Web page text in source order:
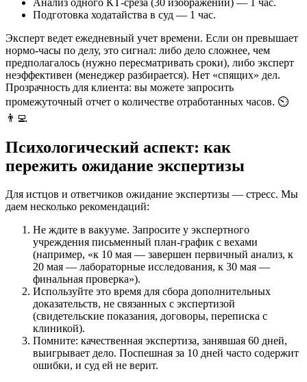
Подготовка ходатайства в суд — 1 час.
Эксперт ведет ежедневный учет времени. Если он превышает
нормо-часы по делу, это сигнал: либо дело сложнее, чем
предполагалось (нужно пересматривать сроки), либо эксперт
неэффективен (менеджер разбирается). Нет «спящих» дел.
Прозрачность для клиента: вы можете запросить
промежуточный отчет о количестве отработанных часов. ⏲️
👨‍💻
Психологический аспект: как
пережить ожидание экспертизы
Для истцов и ответчиков ожидание экспертизы — стресс. Мы
даем несколько рекомендаций:
Не ждите в вакууме. Запросите у экспертного
учреждения письменный план-график с вехами
(например, «к 10 мая — завершен первичный анализ, к
20 мая — лабораторные исследования, к 30 мая —
финальная проверка»).
Используйте это время для сбора дополнительных
доказательств, не связанных с экспертизой
(свидетельские показания, договоры, переписка с
клиникой).
Помните: качественная экспертиза, занявшая 60 дней,
выигрывает дело. Поспешная за 10 дней часто содержит
ошибки, и суд ей не верит.